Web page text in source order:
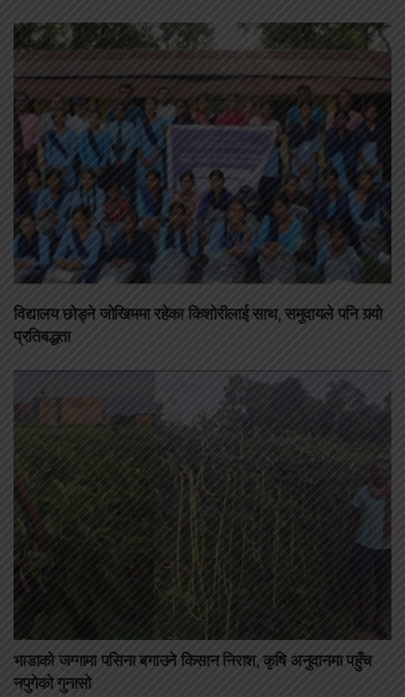
विद्यालय छोड्ने जोखिममा रहेका किशोरीलाई साथ, समुदायले पनि गर्‍यो
प्रतिबद्धता
भाडाको जग्गामा पसिना बगाउने किसान निराश, कृषि अनुदानमा पहुँच
नपुगेको गुनासो